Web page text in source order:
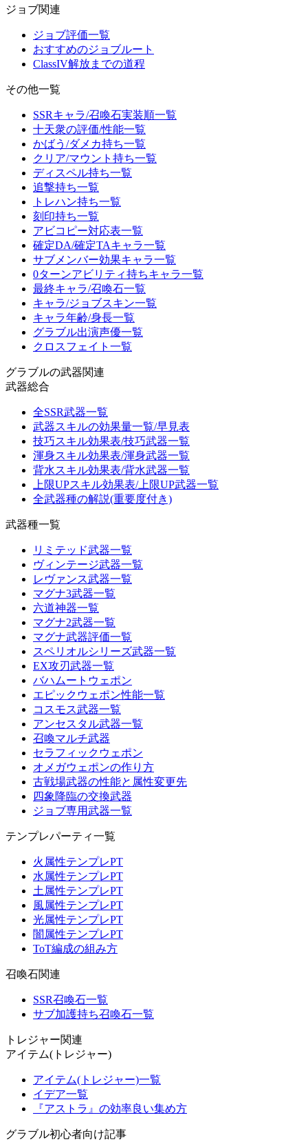
ジョブ関連
ジョブ評価一覧
おすすめのジョブルート
ClassIV解放までの道程
その他一覧
SSRキャラ/召喚石実装順一覧
十天衆の評価/性能一覧
かばう/ダメカ持ち一覧
クリア/マウント持ち一覧
ディスペル持ち一覧
追撃持ち一覧
トレハン持ち一覧
刻印持ち一覧
アビコピー対応表一覧
確定DA/確定TAキャラ一覧
サブメンバー効果キャラ一覧
0ターンアビリティ持ちキャラ一覧
最終キャラ/召喚石一覧
キャラ/ジョブスキン一覧
キャラ年齢/身長一覧
グラブル出演声優一覧
クロスフェイト一覧
グラブルの武器関連
武器総合
全SSR武器一覧
武器スキルの効果量一覧/早見表
技巧スキル効果表/技巧武器一覧
渾身スキル効果表/渾身武器一覧
背水スキル効果表/背水武器一覧
上限UPスキル効果表/上限UP武器一覧
全武器種の解説(重要度付き)
武器種一覧
リミテッド武器一覧
ヴィンテージ武器一覧
レヴァンス武器一覧
マグナ3武器一覧
六道神器一覧
マグナ2武器一覧
マグナ武器評価一覧
スペリオルシリーズ武器一覧
EX攻刃武器一覧
バハムートウェポン
エピックウェポン性能一覧
コスモス武器一覧
アンセスタル武器一覧
召喚マルチ武器
セラフィックウェポン
オメガウェポンの作り方
古戦場武器の性能と属性変更先
四象降臨の交換武器
ジョブ専用武器一覧
テンプレパーティ一覧
火属性テンプレPT
水属性テンプレPT
土属性テンプレPT
風属性テンプレPT
光属性テンプレPT
闇属性テンプレPT
ToT編成の組み方
召喚石関連
SSR召喚石一覧
サブ加護持ち召喚石一覧
トレジャー関連
アイテム(トレジャー)
アイテム(トレジャー)一覧
イデア一覧
『アストラ』の効率良い集め方
グラブル初心者向け記事